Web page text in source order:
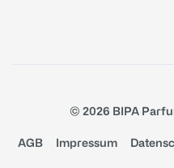
© 2026 BIPA
AGB Impressum